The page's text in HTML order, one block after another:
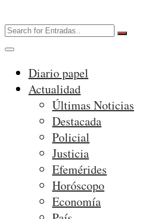
Diario papel
Actualidad
Últimas Noticias
Destacada
Policial
Justicia
Efemérides
Horóscopo
Economía